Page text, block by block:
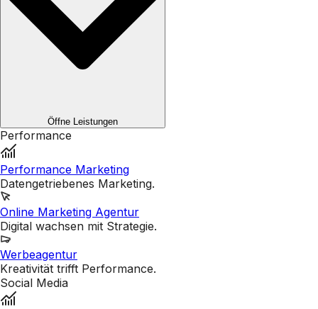
Öffne Leistungen
Performance
Performance Marketing
Datengetriebenes Marketing.
Online Marketing Agentur
Digital wachsen mit Strategie.
Werbeagentur
Kreativität trifft Performance.
Social Media